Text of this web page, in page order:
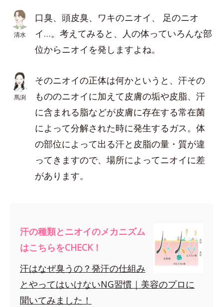
清水
口臭、頭皮臭、ワキのニオイ、 足のニオ
イ…。考えてみると、人の体っていろんな部
位からニオイを発しますよね。
馬渕
そのニオイの正体は何かというと、汗その
もののニオイに加えて皮膚の垢や皮脂、汗
に含まれる脂などが皮膚に存在する常在菌
によって分解された時に発生するガス。体
の部位によって出る汗と皮脂の量・質が違
ってきますので、場所によってニオイに差
があります。
汗の種類とニオイのメカニズム
はこちらをCHECK！
汗はなぜ臭うの？発汗の仕組み
とやってはいけないNG習慣｜美容のプロに
聞いてみました！